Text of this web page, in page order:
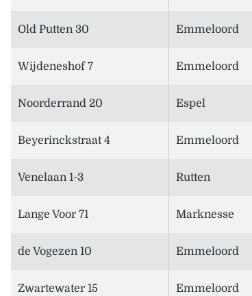
Old Putten 30 Emmeloord
Wijdeneshof 7 Emmeloord
Noorderrand 20 Espel
Beyerinckstraat 4 Emmeloord
Venelaan 1-3 Rutten
Lange Voor 71 Marknesse
de Vogezen 10 Emmeloord
Zwartewater 15 Emmeloord